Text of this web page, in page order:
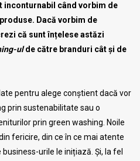
inconturnabil când vorbim de
Dacă vorbim de
că sunt înțelese astăzi
ulde către branduri cât și de
pentru alege conștient dacă vor
prin sustenabilitate sau o
prin green washing. Noile
fericire, din ce în ce mai atente
urile le inițiază. Și, la fel